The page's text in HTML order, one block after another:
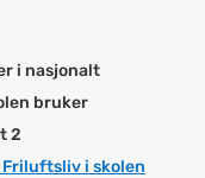
i nasjonalt
bruker
2
Friluftsliv i skolen